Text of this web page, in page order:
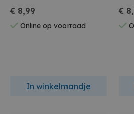
€ 8,99
Online op voorraad
In winkelmandje
€